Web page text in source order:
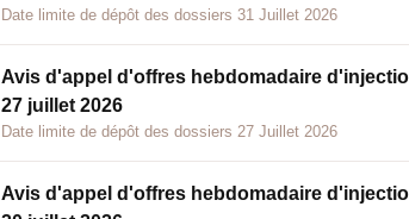
Date limite de dépôt des dossiers 31 Juillet 2026
Avis d'appel d'offres hebdomadaire
27 juillet 2026
Date limite de dépôt des dossiers 27 Juillet 2026
Avis d'appel d'offres hebdomadaire